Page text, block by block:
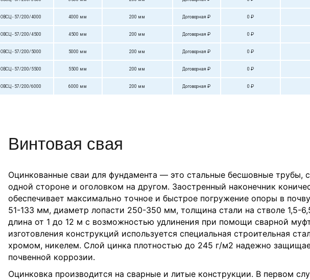
ОВСЦ - 57/200/4000 4000 мм 200 мм Договорная ₽ 0 ₽
ОВСЦ - 57/200/4500 4500 мм 200 мм Договорная ₽ 0 ₽
ОВСЦ - 57/200/5000 5000 мм 200 мм Договорная ₽ 0 ₽
ОВСЦ - 57/200/5500 5500 мм 200 мм Договорная ₽ 0 ₽
ОВСЦ - 57/200/6000 6000 мм 200 мм Договорная ₽ 0 ₽
Винтовая свая
Оцинкованные сваи для фундамента — это стальные бесшовные трубы,
одной стороне и оголовком на другом. Заостренный наконечник
обеспечивает максимально точное и быстрое погружение опоры в
51-133 мм, диаметр лопасти 250-350 мм, толщина стали на стволе 1,5-
длина от 1 до 12 м с возможностью удлинения при помощи сварной
изготовления конструкций используется специальная строительная
хромом, никелем. Слой цинка плотностью до 245 г/м2 надежно
почвенной коррозии.
Оцинковка производится на сварные и литые конструкции. В первом